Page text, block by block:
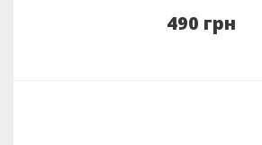
490 грн